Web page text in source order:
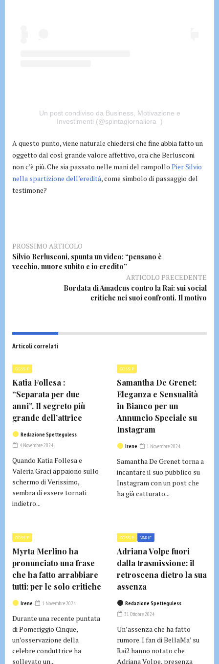
Un post condiviso da Business, Motivazione e
Investimenti (@spintagiornaliera_)
A questo punto, viene naturale chiedersi che fine abbia fatto un
oggetto dal così grande valore affettivo, ora che Berlusconi
non c’è più. Che sia passato nelle mani del rampollo Pier Silvio
nella spartizione dell’eredità, come simbolo di passaggio del
testimone?
PROSSIMO ARTICOLO
Silvio Berlusconi, spunta un video: “pensano è
vecchio, muore subito e io eredito”
ARTICOLO PRECEDENTE
Bordata di Amadeus contro la Rai: sui social
critiche nei suoi confronti. Il motivo
Articoli correlati
GOSSIP
Katia Follesa :
“Separata per due
anni”. Il segreto più
grande dell’attrice
Redazione Spetteguless
4 Novembre 2024
Quando Katia Follesa e
Valeria Graci appaiono sullo
schermo di Verissimo,
sembra di essere tornati
indietro...
GOSSIP
Samantha De Grenet:
Eleganza e Sensualità
in Bianco per un
Annuncio Speciale su
Instagram
Irene 1 Novembre 2024
Samantha De Grenet torna a
incantare il suo pubblico su
Instagram con un post che
ha già catturato...
GOSSIP
Myrta Merlino ha
pronunciato una frase
che ha fatto arrabbiare
tutti: per le solo critiche
Irene 1 Novembre 2024
Durante una recente puntata
di Pomeriggio Cinque,
un’osservazione della
celebre conduttrice ha
sollevato un...
GOSSIP VARIE
Adriana Volpe fuori
dalla trasmissione: il
retroscena dietro la sua
assenza
Redazione Spetteguless
31 Ottobre 2024
Un’assenza che ha fatto
rumore. I fan di BellaMa’ su
Rai2 hanno notato che
Adriana Volpe, presenza